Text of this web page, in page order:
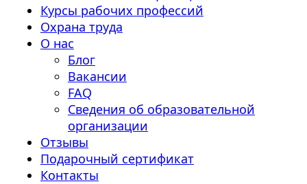
Курсы рабочих профессий
Охрана труда
О нас
Блог
Вакансии
FAQ
Сведения об образовательной
организации
Отзывы
Подарочный сертификат
Контакты